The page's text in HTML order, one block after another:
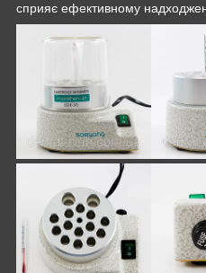
сприяє ефективному